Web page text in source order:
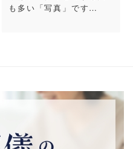
も多い「写真」です…